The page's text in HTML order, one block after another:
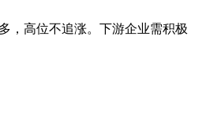
，高位不追涨。下游企业需积极